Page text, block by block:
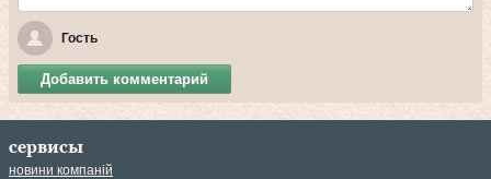
Гость
Добавить комментарий
сервисы
новини компаній